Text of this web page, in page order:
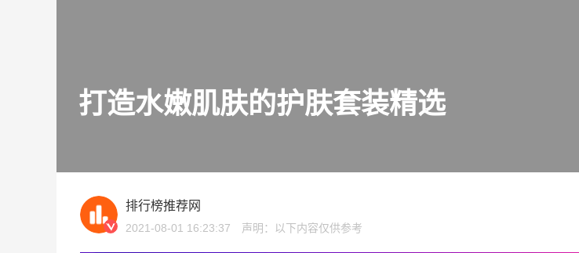
打造水嫩肌肤的护肤套装精选
排行榜推荐网
2021-08-01 16:23:37 声明：以下内容仅供参考